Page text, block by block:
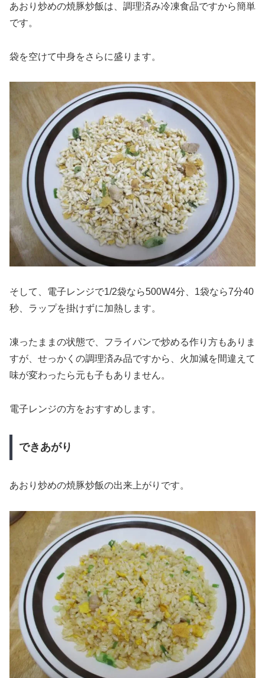
あおり炒めの焼豚炒飯は、調理済み冷凍食品ですから簡単
です。
袋を空けて中身をさらに盛ります。
そして、電子レンジで1/2袋なら500W4分、1袋なら7分40
秒、ラップを掛けずに加熱します。
凍ったままの状態で、フライパンで炒める作り方もありま
すが、せっかくの調理済み品ですから、火加減を間違えて
味が変わったら元も子もありません。
電子レンジの方をおすすめします。
できあがり
あおり炒めの焼豚炒飯の出来上がりです。